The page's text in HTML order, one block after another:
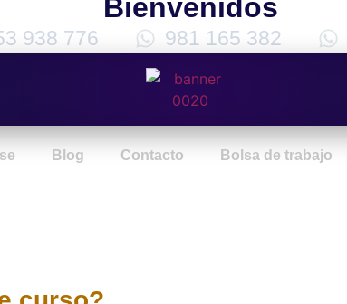
Bienvenidos
938 776 981 165 382
Blog Contacto Bolsa de trabajo